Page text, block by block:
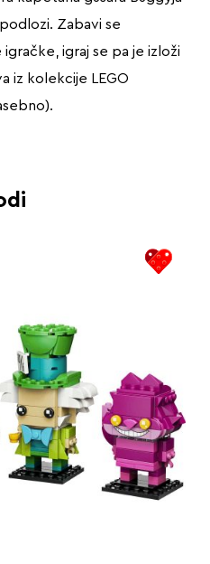
Zabavi se
igraj se pa je izloži
iz kolekcije LEGO